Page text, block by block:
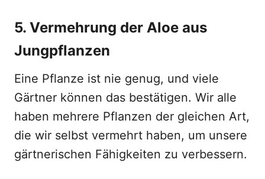
5. Vermehrung der Aloe aus
Jungpflanzen
Eine Pflanze ist nie genug, und viele
Gärtner können das bestätigen. Wir alle
haben mehrere Pflanzen der gleichen Art,
die wir selbst vermehrt haben, um unsere
gärtnerischen Fähigkeiten zu verbessern.